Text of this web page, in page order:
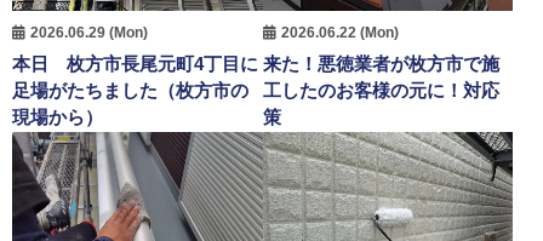
2026.06.29 (Mon)
本日 枚方市長尾元町4丁目に
足場がたちました（枚方市の
現場から）
2026.06.22 (Mon)
来た！悪徳業者が枚方市で施
工したのお客様の元に！対応
策